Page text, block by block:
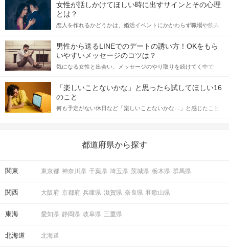
女性が話しかけてほしい時に出すサインとその心理
とは？
恋人を作れるかどうかは、婚活イベントにかかわらず職場や飲み
てアプローチできるかにも左右されます。 これから恋人作りを本
格的に始めようとしている方は、女性が異性を求めて出すサイン
をしっかりと理解し、正しい行動に移せるかどうかが重要。 この
記事では、女性が話しかけて欲しい時に出すサインとその心理を
合にどのような行動に繋げるべきかをご紹介していきます。
男性から送るLINEでのデートの誘い方！OKをもら
いやすいメッセージのコツは？
気になる女性と出会い、メッセージのやり取りを続けてく中で
しかし、中には「どう誘ったらいいの？」とお困りの男性もいら
っしゃるのではないでしょうか。 そこで今回は、男性から女性へ
送るLINEでのデートの誘い方のコツをご紹介します。例文も混じ
えながら解説するので、ぜひ参考にしてください。
「楽しいことないかな」と思ったら試してほしい16
のこと
何も予定がない休日など「楽しいことないかな…」と感じたこと
の楽しいことアイデアを集めました♪ いままさに楽しいことを探し
都道府県から探す
関東 東京都 神奈川県 千葉県 埼玉県 茨城県 栃木県 群馬県
関西 大阪府 京都府 兵庫県 滋賀県 奈良県 和歌山県
東海 愛知県 静岡県 岐阜県 三重県
北海道 北海道